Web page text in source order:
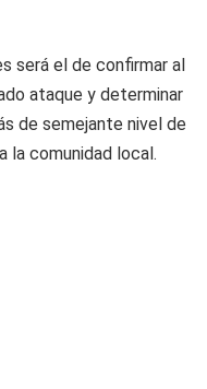
será el de confirmar al
ataque y determinar
de semejante nivel de
la comunidad local.